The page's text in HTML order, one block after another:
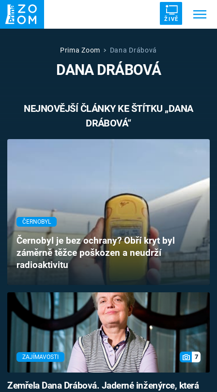
ŽIVĚ
ZRÁDCI UFO DRUHÁ SVĚTOVÁ VÁLKA
VETŘELCI DÁVNOVĚKU
Časopis
Sledujte prima+
Sledujte nás
Prima Zoom Dana Drábová
DANA DRÁBOVÁ
NEJNOVĚJŠÍ ČLÁNKY KE ŠTÍTKU „DANA
DRÁBOVÁ“
ČERNOBYL
Černobyl je bez ochrany? Obří kryt byl
záměrně těžce poškozen a neudrží
radioaktivitu
ZAJÍMAVOSTI 7
Zemřela Dana Drábová. Jaderné inženýrce, která